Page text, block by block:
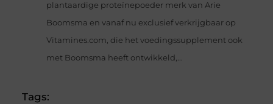
plantaardige proteïnepoeder merk van Arie
Boomsma en vanaf nu exclusief verkrijgbaar op
Vitamines.com, die het voedingssupplement ook
met Boomsma heeft ontwikkeld,...
Tags: